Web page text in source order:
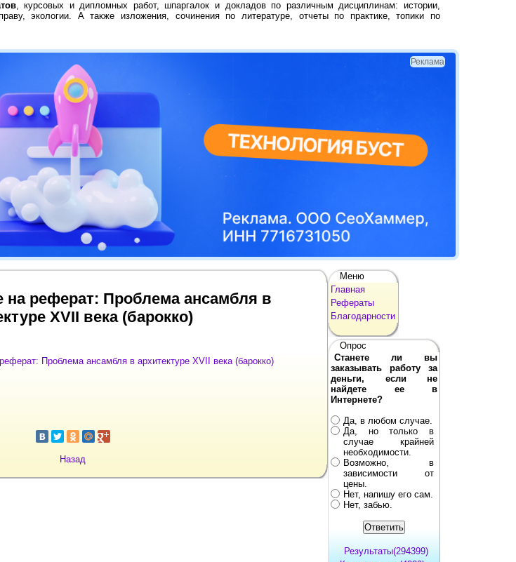
, курсовых и дипломных работ, шпаргалок и докладов по различным дисциплинам: истории,
экологии. А также изложения, сочинения по литературе, отчеты по практике, топики по
Реклама
на реферат: Проблема ансамбля в
XVII века (барокко)
реферат: Проблема ансамбля в архитектуре XVII века (барокко)
Назад
Меню
Главная
Рефераты
Благодарности
Опрос
Станете ли вы
заказывать работу за
деньги, если не
найдете ее в
Интернете?
Да, в любом случае.
Да, но только в
случае крайней
необходимости.
Возможно, в
зависимости от
цены.
Нет, напишу его сам.
Нет, забью.
Результаты(294399)